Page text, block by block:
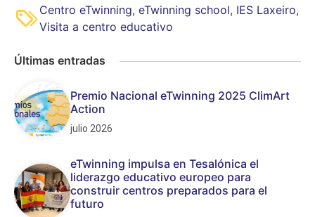
Centro eTwinning, eTwinning school, IES Laxeiro,
Visita a centro educativo
Últimas entradas
Premio Nacional eTwinning 2025 ClimArt
Action
julio 2026
eTwinning impulsa en Tesalónica el
liderazgo educativo europeo para
construir centros preparados para el
futuro